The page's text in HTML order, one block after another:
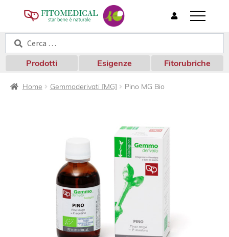
T
o
g
l
e
Cerca:
Cerca
Prodotti Esigenze Fitorubriche
Home Gemmoderivati [MG] Pino MG Bio